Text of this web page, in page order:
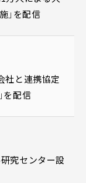
」を配信
社と連携協定
を配信
究センター設